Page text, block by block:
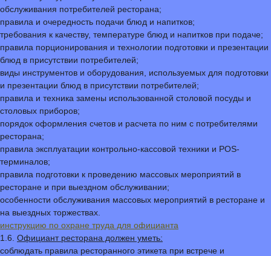
обслуживания потребителей ресторана;
правила и очередность подачи блюд и напитков;
требования к качеству, температуре блюд и напитков при подаче;
правила порционирования и технологии подготовки и презентации
блюд в присутствии потребителей;
виды инструментов и оборудования, используемых для подготовки
и презентации блюд в присутствии потребителей;
правила и техника замены использованной столовой посуды и
столовых приборов;
порядок оформления счетов и расчета по ним с потребителями
ресторана;
правила эксплуатации контрольно-кассовой техники и POS-
терминалов;
правила подготовки к проведению массовых мероприятий в
ресторане и при выездном обслуживании;
особенности обслуживания массовых мероприятий в ресторане и
на выездных торжествах.
инструкцию по охране труда для официанта
1.6. Официант ресторана должен уметь:
соблюдать правила ресторанного этикета при встрече и